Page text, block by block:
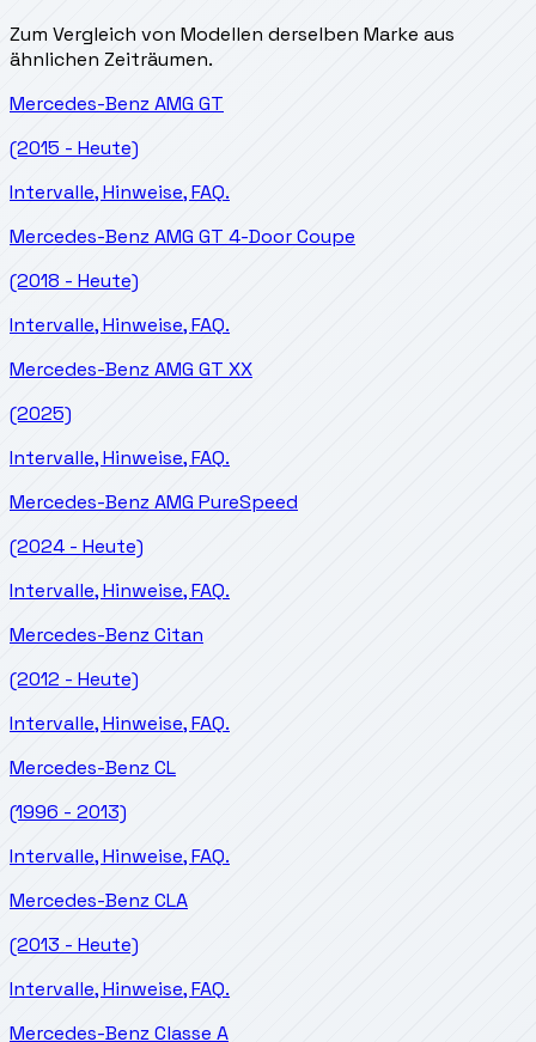
Zum Vergleich von Modellen derselben Marke aus
ähnlichen Zeiträumen.
Mercedes-BenzAMG GT
(2015 - Heute)
Intervalle, Hinweise, FAQ.
Mercedes-BenzAMG GT 4-Door Coupe
(2018 - Heute)
Intervalle, Hinweise, FAQ.
Mercedes-BenzAMG GT XX
(2025)
Intervalle, Hinweise, FAQ.
Mercedes-BenzAMG PureSpeed
(2024 - Heute)
Intervalle, Hinweise, FAQ.
Mercedes-BenzCitan
(2012 - Heute)
Intervalle, Hinweise, FAQ.
Mercedes-BenzCL
(1996 - 2013)
Intervalle, Hinweise, FAQ.
Mercedes-BenzCLA
(2013 - Heute)
Intervalle, Hinweise, FAQ.
Mercedes-BenzClasse A